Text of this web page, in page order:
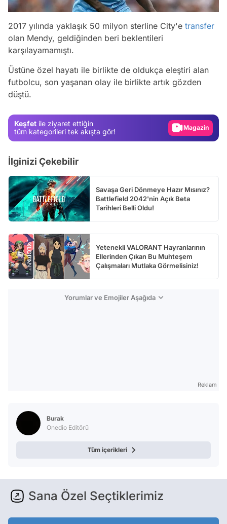
2017 yılında yaklaşık 50 milyon sterline City'e transfer
olan Mendy, geldiğinden beri beklentileri
karşılayamamıştı.
Üstüne özel hayatı ile birlikte de oldukça eleştiri alan
futbolcu, son yaşanan olay ile birlikte artık gözden
düştü.
Keşfet ile ziyaret ettiğin
tüm kategorileri tek akışta gör!
Magazin
İlginizi Çekebilir
Savaşa Geri Dönmeye Hazır Mısınız?
Battlefield 2042'nin Açık Beta
Tarihleri Belli Oldu!
Yetenekli VALORANT Hayranlarının
Ellerinden Çıkan Bu Muhteşem
Çalışmaları Mutlaka Görmelisiniz!
Yorumlar ve Emojiler Aşağıda
Reklam
Burak
Onedio Editörü
Tüm içerikleri
Sana Özel Seçtiklerimiz